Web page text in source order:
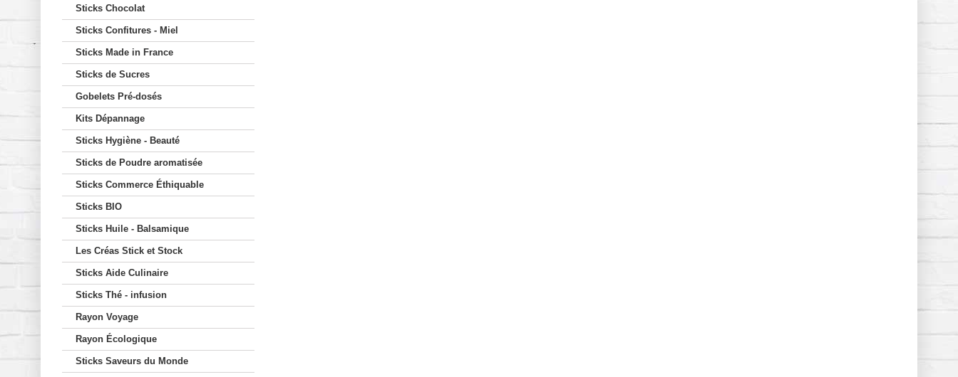
Sticks Chocolat
Sticks Confitures - Miel
Sticks Made in France
Sticks de Sucres
Gobelets Pré-dosés
Kits Dépannage
Sticks Hygiène - Beauté
Sticks de Poudre aromatisée
Sticks Commerce Éthiquable
Sticks BIO
Sticks Huile - Balsamique
Les Créas Stick et Stock
Sticks Aide Culinaire
Sticks Thé - infusion
Rayon Voyage
Rayon Écologique
Sticks Saveurs du Monde